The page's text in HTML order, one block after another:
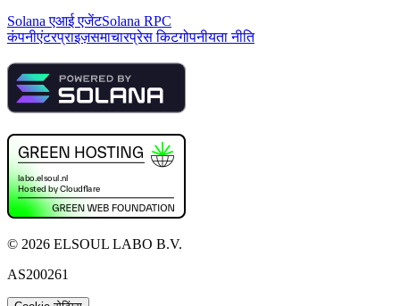
Solana एआई एजेंटSolana RPC
कंपनीएंटरप्राइज़समाचारप्रेस किटगोपनीयता नीति
© 2026 ELSOUL LABO B.V.
AS200261